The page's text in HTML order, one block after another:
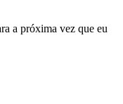
a próxima vez que eu